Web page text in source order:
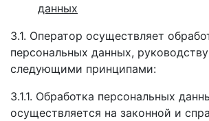
данных
3.1. Оператор осуществляет
персональных данных,
следующими принципами:
3.1.1. Обработка персональных
осуществляется на законной и